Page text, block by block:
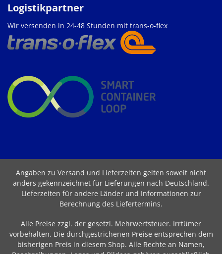
Logistikpartner
Wir versenden in 24-48 Stunden mit trans-o-flex
Angaben zu Versand und Lieferzeiten gelten soweit nicht
anders gekennzeichnet für Lieferungen nach Deutschland.
Lieferzeiten für andere Länder und Informationen zur
Berechnung des Liefertermins.
Alle Preise zzgl. der gesetzl. Mehrwertsteuer. Irrtümer
vorbehalten. Die durchgestrichenen Preise entsprechen dem
bisherigen Preis in diesem Shop. Alle Rechte an Namen,